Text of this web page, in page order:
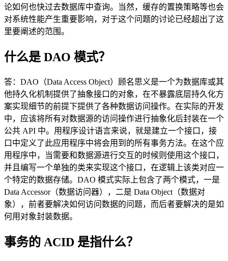
论如何也快过去数据库中查询。当然，缓存的置换策略等也会
对系统性能产生重要影响，对于这个问题的讨论已经超出了这
里要阐述的范围。
什么是 DAO 模式？
答：DAO（Data Access Object）顾名思义是一个为数据库或其
他持久化机制提供了抽象接口的对象，在不暴露底层持久化方
案实现细节的前提下提供了各种数据访问操作。在实际的开发
中，应该将所有对数据源的访问操作进行抽象化后封装在一个
公共 API 中。用程序设计语言来说，就是建立一个接口，接
口中定义了此应用程序中将会用到的所有事务方法。在这个应
用程序中，当需要和数据源进行交互的时候则使用这个接口，
并且编写一个单独的类来实现这个接口，在逻辑上该类对应一
个特定的数据存储。DAO 模式实际上包含了两个模式，一是
Data Accessor（数据访问器），二是 Data Object（数据对
象），前者要解决如何访问数据的问题，而后者要解决的是如
何用对象封装数据。
事务的 ACID 是指什么？